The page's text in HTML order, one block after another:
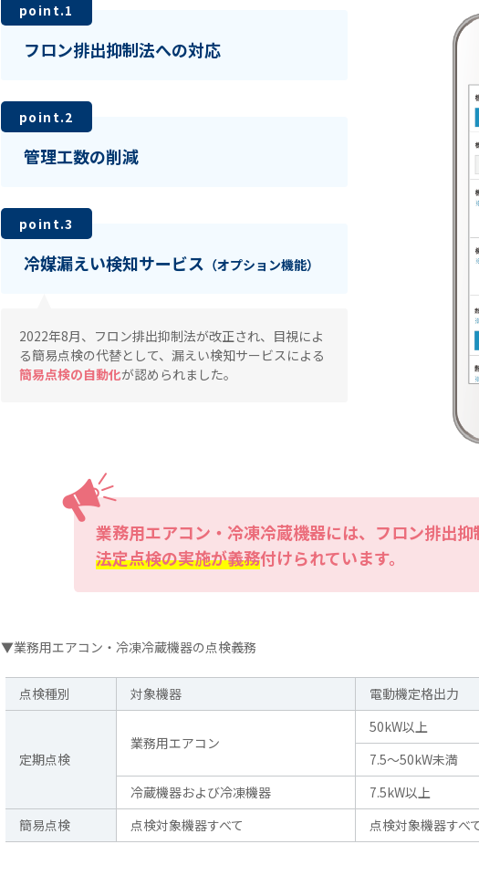
point.1
フロン排出抑制法への対応
point.2
管理工数の削減
point.3
冷媒漏えい検知サービス （オプション機能）
2022年8月、フロン排出抑制法が改正され、目視によ
る簡易点検の代替として、漏えい検知サービスによる
簡易点検の自動化が認められました。
業務用エアコン・冷凍冷蔵機器には、フロン排出
法定点検の実施が義務付けられています。
▼業務用エアコン・冷凍冷蔵機器の点検義務
点検種別 対象機器 電動機定格出力
定期点検
業務用エアコン
50kW以上
7.5〜50kW未満
冷蔵機器および冷凍機器
7.5kW以上
簡易点検
点検対象機器すべて 点検対象機器すべ